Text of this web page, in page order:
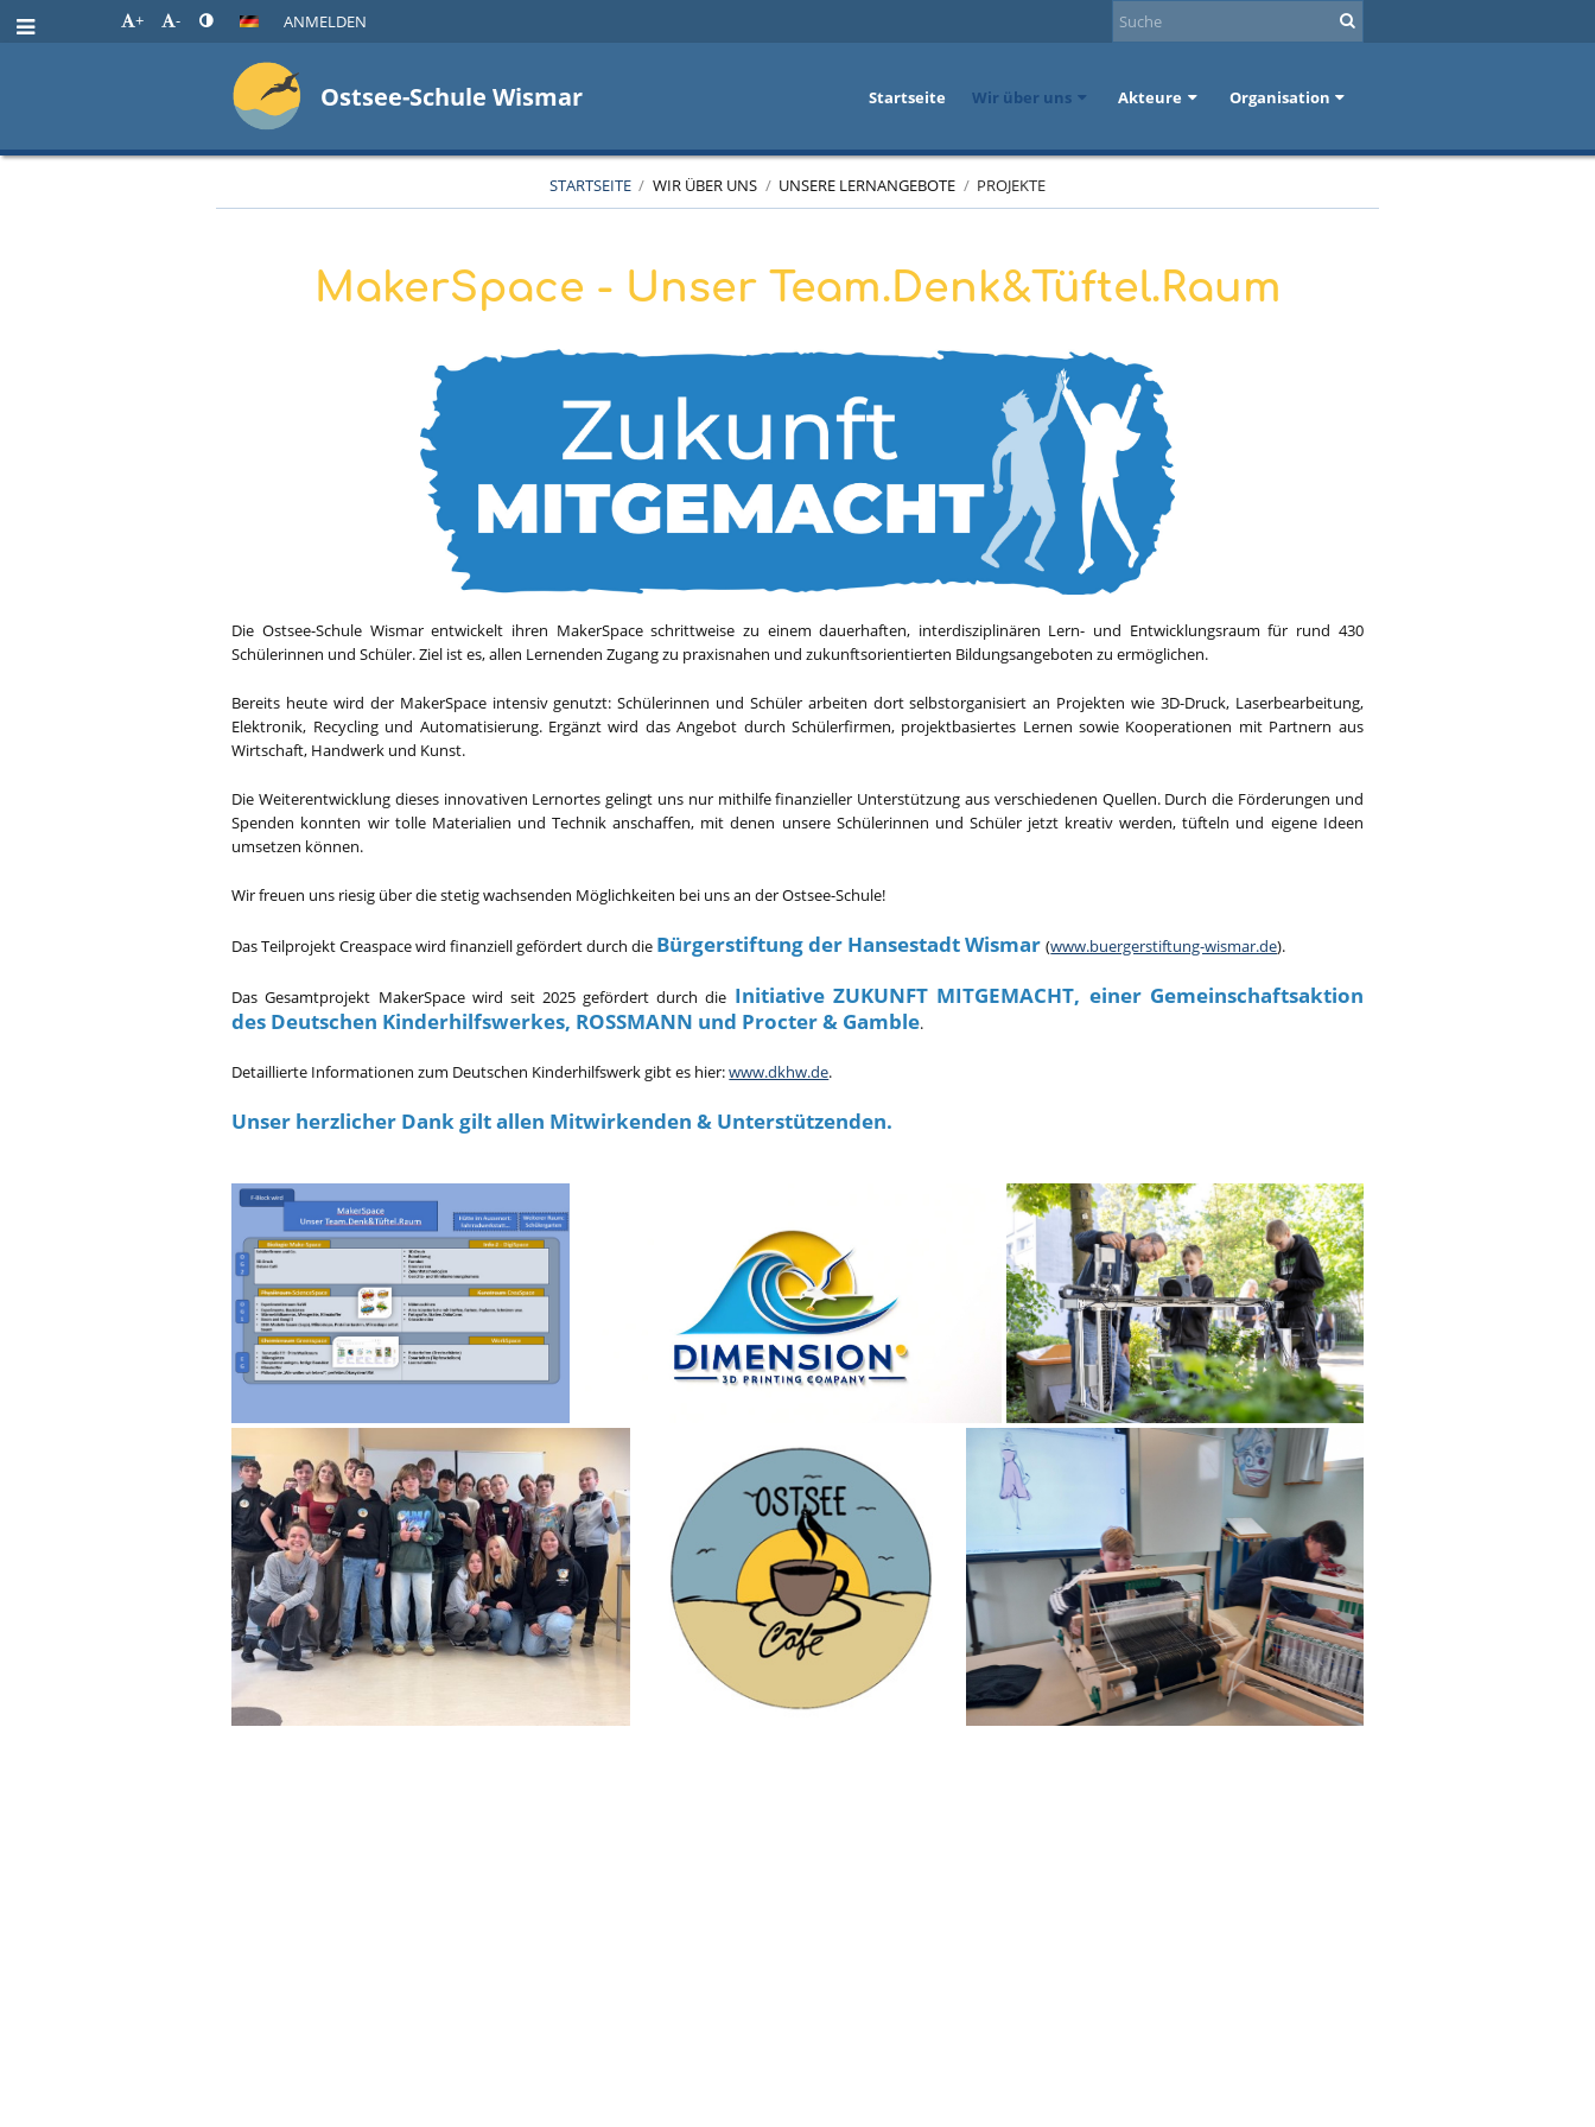
+ - ANMELDEN
Ostsee-Schule Wismar Startseite Wir über uns Akteure Organisation
STARTSEITE / WIR ÜBER UNS / UNSERE LERNANGEBOTE / PROJEKTE
Projekte
MakerSpace - Unser Team.Denk&Tüftel.Raum
Die Ostsee-Schule Wismar entwickelt ihren MakerSpace schrittweise zu einem dauerhaften, interdisziplinären Lern- und Entwicklungsraum für rund 430
Schülerinnen und Schüler. Ziel ist es, allen Lernenden Zugang zu praxisnahen und zukunftsorientierten Bildungsangeboten zu ermöglichen.
Bereits heute wird der MakerSpace intensiv genutzt: Schülerinnen und Schüler arbeiten dort selbstorganisiert an Projekten wie 3D-Druck, Laserbearbeitung,
Elektronik, Recycling und Automatisierung. Ergänzt wird das Angebot durch Schülerfirmen, projektbasiertes Lernen sowie Kooperationen mit Partnern aus
Wirtschaft, Handwerk und Kunst.
Die Weiterentwicklung dieses innovativen Lernortes gelingt uns nur mithilfe finanzieller Unterstützung aus verschiedenen Quellen. Durch die Förderungen und
Spenden konnten wir tolle Materialien und Technik anschaffen, mit denen unsere Schülerinnen und Schüler jetzt kreativ werden, tüfteln und eigene Ideen
umsetzen können.
Wir freuen uns riesig über die stetig wachsenden Möglichkeiten bei uns an der Ostsee-Schule!
Das Teilprojekt Creaspace wird finanziell gefördert durch die Bürgerstiftung der Hansestadt Wismar(www.buergerstiftung-wismar.de).
Das Gesamtprojekt MakerSpace wird seit 2025 gefördert durch die Initiative ZUKUNFT MITGEMACHT, einer Gemeinschaftsaktion
des Deutschen Kinderhilfswerkes, ROSSMANN und Procter & Gamble.
Detaillierte Informationen zum Deutschen Kinderhilfswerk gibt es hier:www.dkhw.de.
Unser herzlicher Dank gilt allen Mitwirkenden & Unterstützenden.